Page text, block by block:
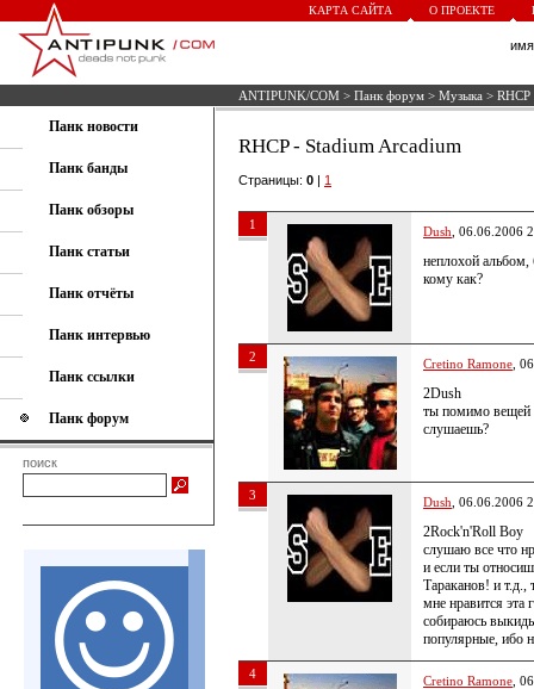
КАРТА САЙТА О ПРОЕКТЕ
ANTIPUNK/COM > Панк форум > Музыка >
Панк новости
Панк банды
Панк обзоры
Панк статьи
Панк отчёты
Панк интервью
Панк ссылки
Панк форум
поиск
RHCP - Stadium Arcadium
Страницы: 0 | 1
1 Dush , 06.06.2006
неплохой альбом,
кому как?
2 Cretino Ramone ,
2Dush
ты помимо вещей
слушаешь?
3 Dush , 06.06.2006
2Rock'n'Roll Boy
слушаю все что
и если ты
Тараканов! и
мне нравится эта
собираюсь
популярные, ибо
4 Cretino Ramone ,